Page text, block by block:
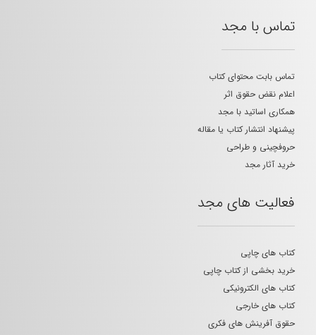
تماس با مجد
تماس بابت محتوای کتاب
اعلام نقض حقوق اثر
همکاری اساتید با مجد
پیشنهاد انتشار کتاب یا مقاله
حروفچینی و طراحی
خرید آثار مجد
فعالیت های مجد
کتاب های چاپی
خرید بخشی از کتاب چاپی
کتاب های الکترونیکی
کتاب های خارجی
حقوق آفرینش های فکری